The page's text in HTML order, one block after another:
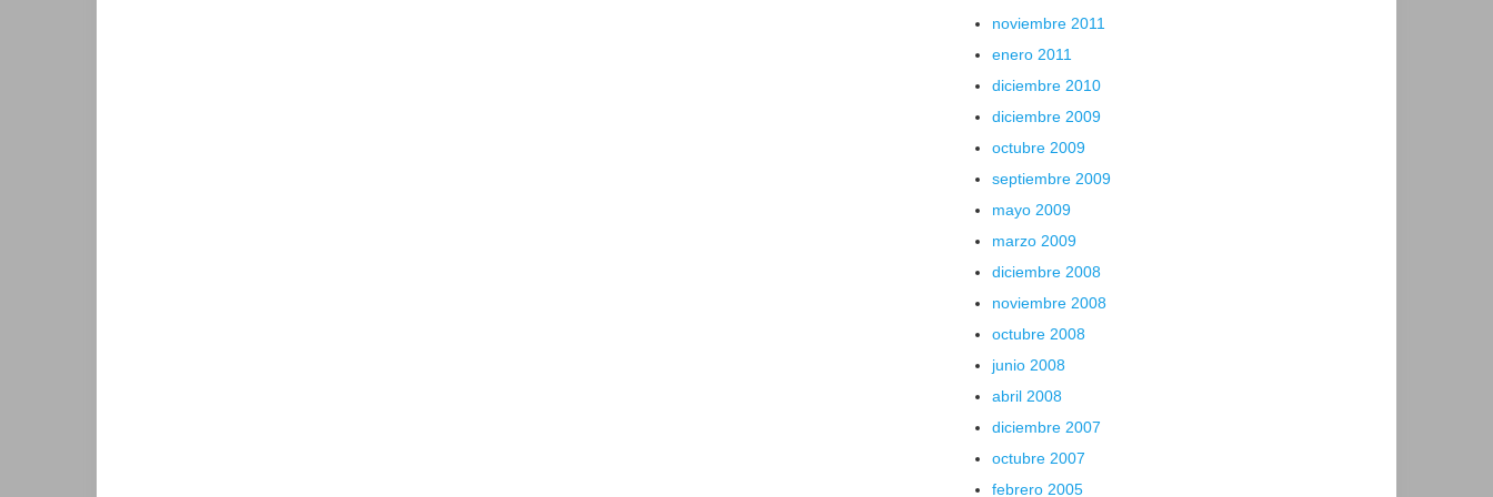
noviembre 2011
enero 2011
diciembre 2010
diciembre 2009
octubre 2009
septiembre 2009
mayo 2009
marzo 2009
diciembre 2008
noviembre 2008
octubre 2008
junio 2008
abril 2008
diciembre 2007
octubre 2007
febrero 2005